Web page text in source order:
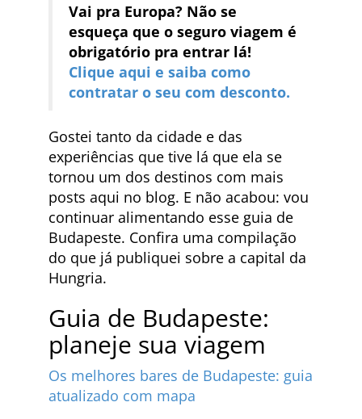
Vai pra Europa? Não se
esqueça que o seguro viagem é
obrigatório pra entrar lá!
Clique aqui e saiba como
contratar o seu com desconto.
Gostei tanto da cidade e das
experiências que tive lá que ela se
tornou um dos destinos com mais
posts aqui no blog. E não acabou: vou
continuar alimentando esse guia de
Budapeste. Confira uma compilação
do que já publiquei sobre a capital da
Hungria.
Guia de Budapeste:
planeje sua viagem
Os melhores bares de Budapeste: guia
atualizado com mapa